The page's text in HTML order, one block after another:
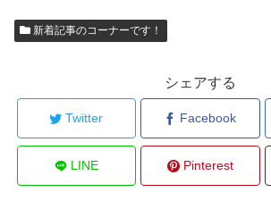
新着記事のコーナーです！
シェアする
Twitter Facebook
LINE Pinterest